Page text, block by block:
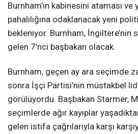
Burnham’ın kabinesini ataması
pahalılığına odaklanacak yeni
bekleniyor. Burnham, İngiltere’nin
gelen 7’nci başbakan olacak.
Burnham, geçen ay ara seçimde
sonra İşçi Partisi’nin müstakbel
görülüyordu. Başbakan Starmer,
seçimlerde ağır kayıplar
gelen istifa çağrılarıyla karşı